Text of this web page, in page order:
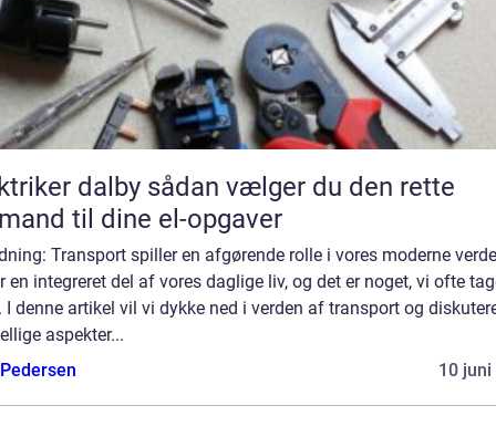
sådan vælger du den rette
til dine el-opgaver
Transport spiller en afgørende rolle i vores moderne
en integreret del af vores daglige liv, og det er noget, vi ofte
I denne artikel vil vi dykke ned i verden af transport og
aspekter...
10 juni